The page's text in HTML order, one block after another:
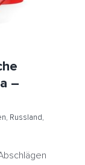
–
, Russland,